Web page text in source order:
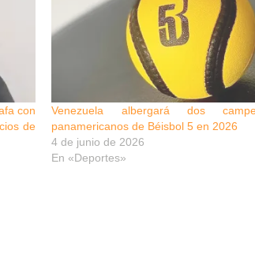
con
de
Venezuela albergará dos
panamericanos de Béisbol 5 en 2026
4 de junio de 2026
En «Deportes»